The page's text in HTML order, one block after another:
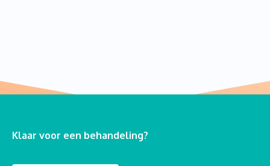
Klaar voor een behandeling?